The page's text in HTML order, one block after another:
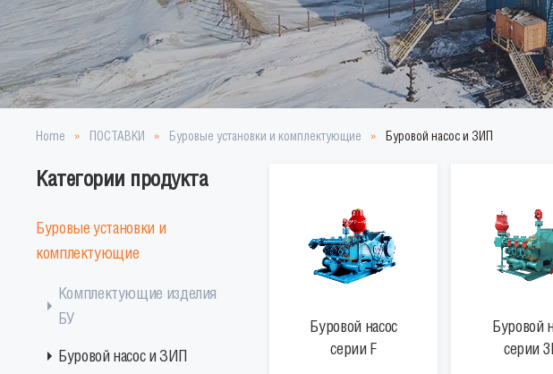
Home ПОСТАВКИ Буровые установки и комплектующие Буровой насос и ЗИП
Категории продукта
Буровые установки и
комплектующие
Комплектующие изделия
БУ
Буровой насос и ЗИП
Буровой насос
серии F
Буровой
серии